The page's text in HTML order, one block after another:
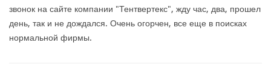
звонок на сайте компании "Тентвертекс", жду час, два, прошел
день, так и не дождался. Очень огорчен, все еще в поисках
нормальной фирмы.